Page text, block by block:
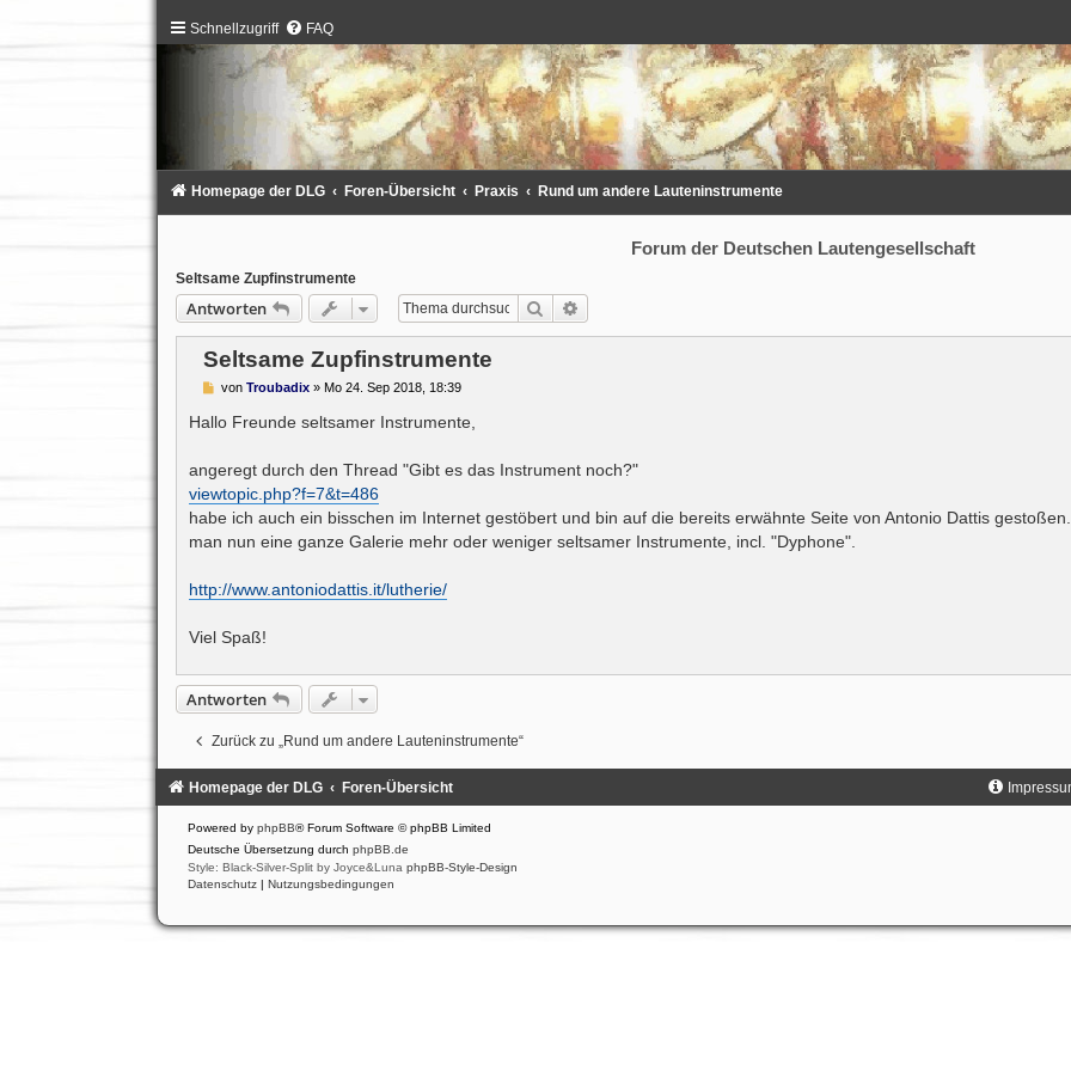
Schnellzugriff FAQ
Homepage der DLG Foren-Übersicht Praxis Rund um andere Lauteninstrumente
Forum der Deutschen Lautengesellschaft
Seltsame Zupfinstrumente
Antworten Suche
Seltsame Zupfinstrumente
B
i
t
g
vonTroubadix » Mo 24. Sep 2018, 18:39
Hallo Freunde seltsamer Instrumente,
angeregt durch den Thread "Gibt es das Instrument noch?"
viewtopic.php?f=7&t=486
habe ich auch ein bisschen im Internet gestöbert und bin auf die bereits erwähnte Seite von Antonio Dattis
man nun eine ganze Galerie mehr oder weniger seltsamer Instrumente, incl. "Dyphone".
http://www.antoniodattis.it/lutherie/
Viel Spaß!
Antworten
Zurück zu „Rund um andere Lauteninstrumente“
Homepage der DLG Foren-Übersicht
Powered by phpBB® Forum Software © phpBB Limited
Deutsche Übersetzung durch phpBB.de
Style: Black-Silver-Split by Joyce&Luna phpBB-Style-Design
Datenschutz | Nutzungsbedingungen